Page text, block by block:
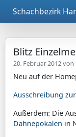
Schachbezirk
Blitz
20. Februar 2012 von
Neu auf der
Ausschreibung
Außerdem: Die
Dähnepokalen in